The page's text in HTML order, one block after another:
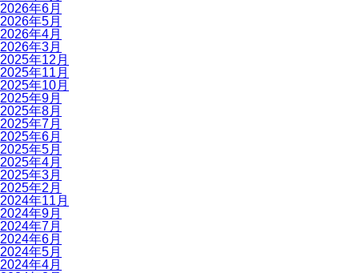
2026年6月
2026年5月
2026年4月
2026年3月
2025年12月
2025年11月
2025年10月
2025年9月
2025年8月
2025年7月
2025年6月
2025年5月
2025年4月
2025年3月
2025年2月
2024年11月
2024年9月
2024年7月
2024年6月
2024年5月
2024年4月